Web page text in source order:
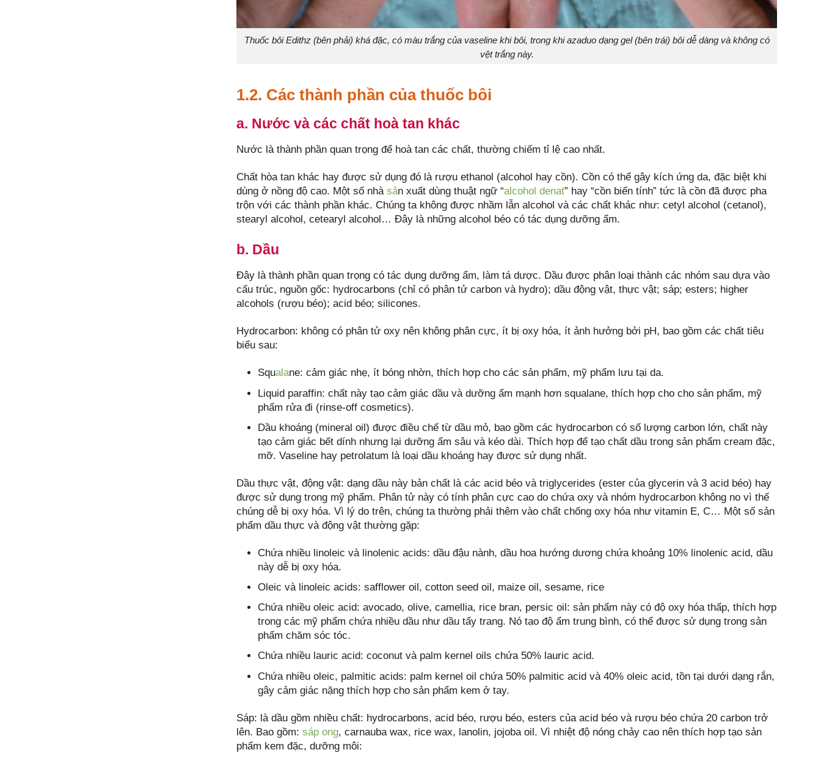
Thuốc bôi Edithz (bên phải) khá đặc, có màu trắng của vaseline khi bôi, trong khi azaduo dạng gel (bên trái) bôi dễ dàng và không có
vệt trắng này.
1.2. Các thành phần của thuốc bôi
a. Nước và các chất hoà tan khác
Nước là thành phần quan trọng để hoà tan các chất, thường chiếm tỉ lệ cao nhất.
Chất hòa tan khác hay được sử dụng đó là rượu ethanol (alcohol hay cồn). Cồn có thể gây kích ứng da, đặc biệt khi
dùng ở nồng độ cao. Một số nhà sản xuất dùng thuật ngữ “alcohol denat” hay “cồn biến tính” tức là cồn đã được pha
trộn với các thành phần khác. Chúng ta không được nhầm lẫn alcohol và các chất khác như: cetyl alcohol (cetanol),
stearyl alcohol, cetearyl alcohol… Đây là những alcohol béo có tác dụng dưỡng ẩm.
b. Dầu
Đây là thành phần quan trọng có tác dụng dưỡng ẩm, làm tá dược. Dầu được phân loại thành các nhóm sau dựa vào
cấu trúc, nguồn gốc: hydrocarbons (chỉ có phân tử carbon và hydro); dầu động vật, thực vật; sáp; esters; higher
alcohols (rượu béo); acid béo; silicones.
Hydrocarbon: không có phân tử oxy nên không phân cực, ít bị oxy hóa, ít ảnh hưởng bởi pH, bao gồm các chất tiêu
biểu sau:
Squalane: cảm giác nhẹ, ít bóng nhờn, thích hợp cho các sản phẩm, mỹ phẩm lưu tại da.
Liquid paraffin: chất này tạo cảm giác dầu và dưỡng ẩm mạnh hơn squalane, thích hợp cho cho sản phẩm, mỹ
phẩm rửa đi (rinse-off cosmetics).
Dầu khoáng (mineral oil) được điều chế từ dầu mỏ, bao gồm các hydrocarbon có số lượng carbon lớn, chất này
tạo cảm giác bết dính nhưng lại dưỡng ẩm sâu và kéo dài. Thích hợp để tạo chất dầu trong sản phẩm cream đặc,
mỡ. Vaseline hay petrolatum là loại dầu khoáng hay được sử dụng nhất.
Dầu thực vật, động vật: dạng dầu này bản chất là các acid béo và triglycerides (ester của glycerin và 3 acid béo) hay
được sử dụng trong mỹ phẩm. Phân tử này có tính phân cực cao do chứa oxy và nhóm hydrocarbon không no vì thế
chúng dễ bị oxy hóa. Vì lý do trên, chúng ta thường phải thêm vào chất chống oxy hóa như vitamin E, C… Một số sản
phẩm dầu thực và động vật thường gặp:
Chứa nhiều linoleic và linolenic acids: dầu đậu nành, dầu hoa hướng dương chứa khoảng 10% linolenic acid, dầu
này dễ bị oxy hóa.
Oleic và linoleic acids: safflower oil, cotton seed oil, maize oil, sesame, rice
Chứa nhiều oleic acid: avocado, olive, camellia, rice bran, persic oil: sản phẩm này có độ oxy hóa thấp, thích hợp
trong các mỹ phẩm chứa nhiều dầu như dầu tẩy trang. Nó tạo độ ẩm trung bình, có thể được sử dụng trong sản
phẩm chăm sóc tóc.
Chứa nhiều lauric acid: coconut và palm kernel oils chứa 50% lauric acid.
Chứa nhiều oleic, palmitic acids: palm kernel oil chứa 50% palmitic acid và 40% oleic acid, tồn tại dưới dạng rắn,
gây cảm giác nặng thích hợp cho sản phẩm kem ở tay.
Sáp: là dầu gồm nhiều chất: hydrocarbons, acid béo, rượu béo, esters của acid béo và rượu béo chứa 20 carbon trở
lên. Bao gồm: sáp ong, carnauba wax, rice wax, lanolin, jojoba oil. Vì nhiệt độ nóng chảy cao nên thích hợp tạo sản
phẩm kem đặc, dưỡng môi: